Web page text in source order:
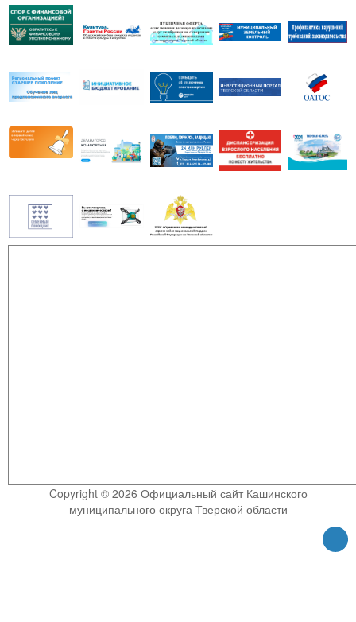
Copyright © 2026 Официальный сайт Кашинского
муниципального округа Тверской области